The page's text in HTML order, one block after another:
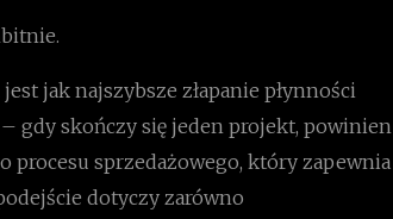
jak najszybsze złapanie płynności
gdy skończy się jeden projekt, powinien
sprzedażowego, który zapewnia
dotyczy zarówno